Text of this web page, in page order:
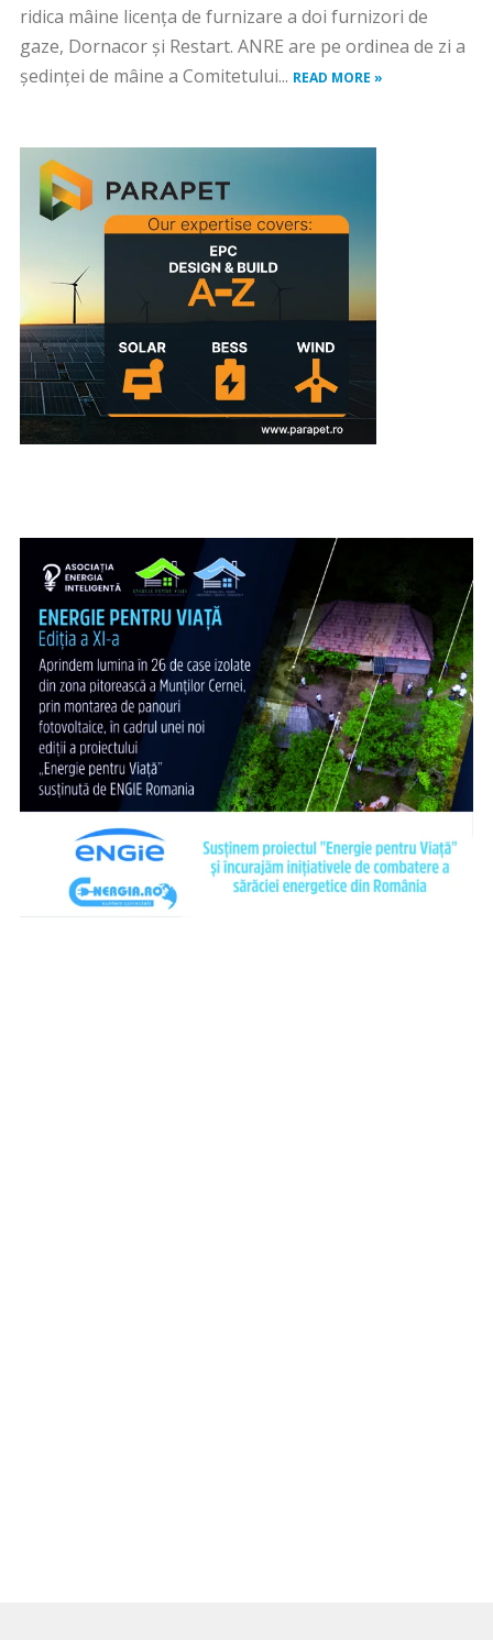
ridica mâine licența de furnizare a doi furnizori de
gaze, Dornacor și Restart. ANRE are pe ordinea de zi a
ședinței de mâine a Comitetului... READ MORE »